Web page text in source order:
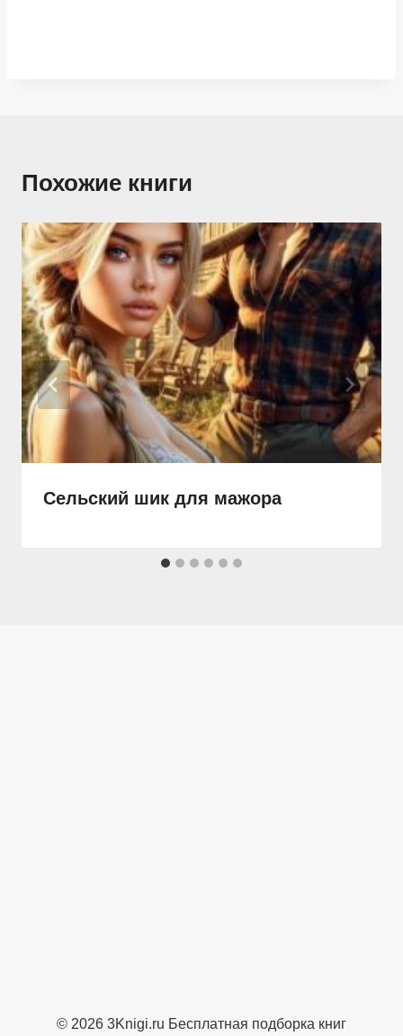
Похожие книги
Сельский шик для мажора
© 2026 3Knigi.ru Бесплатная подборка книг